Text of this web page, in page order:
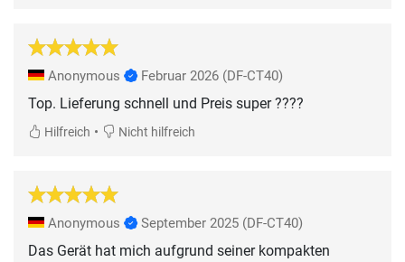
Anonymous Februar 2026 (DF-CT40)
Top. Lieferung schnell und Preis super ????
Hilfreich • Nicht hilfreich
Anonymous September 2025 (DF-CT40)
Das Gerät hat mich aufgrund seiner kompakten